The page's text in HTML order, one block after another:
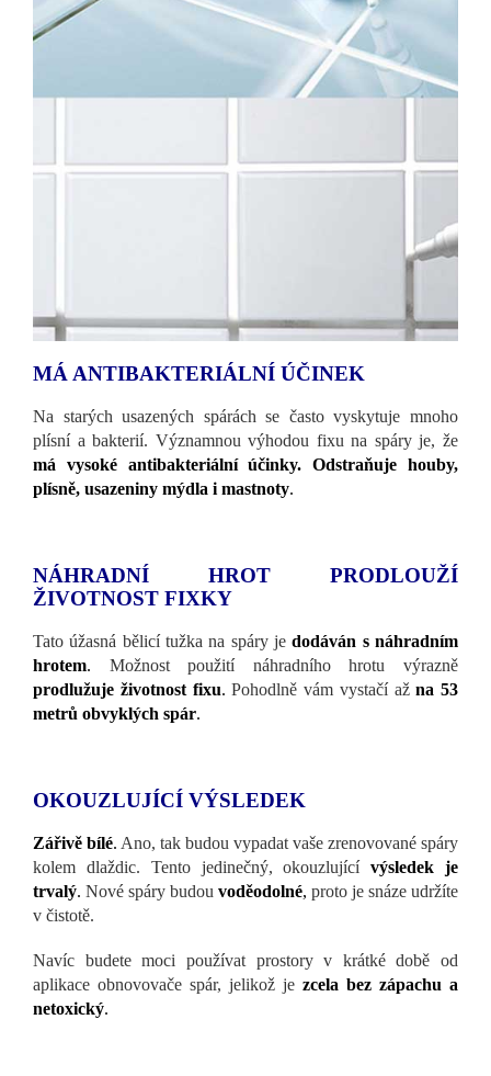
MÁ ANTIBAKTERIÁLNÍ ÚČINEK
Na starých usazených spárách se často vyskytuje mnoho
plísní a bakterií. Významnou výhodou fixu na spáry je, že
má vysoké antibakteriální účinky. Odstraňuje houby,
plísně, usazeniny mýdla i mastnoty.
NÁHRADNÍ HROT PRODLOUŽÍ
ŽIVOTNOST FIXKY
Tato úžasná bělicí tužka na spáry jedodáván s náhradním
hrotem. Možnost použití náhradního hrotu výrazně
prodlužuje životnost fixu. Pohodlně vám vystačí ažna 53
metrů obvyklých spár.
OKOUZLUJÍCÍ VÝSLEDEK
Zářivě bílé. Ano, tak budou vypadat vaše zrenovované spáry
kolem dlaždic. Tento jedinečný, okouzlujícívýsledek je
trvalý. Nové spáry budou voděodolné, proto je snáze udržíte
v čistotě.
Navíc budete moci používat prostory v krátké době od
aplikace obnovovače spár, jelikož je zcela bez zápachu a
netoxický.